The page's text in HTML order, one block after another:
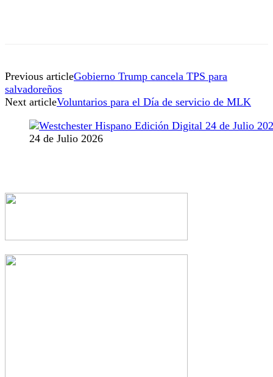
Previous articleGobierno Trump cancela TPS para
salvadoreños
Next articleVoluntarios para el Día de servicio de MLK
24 de Julio 2026